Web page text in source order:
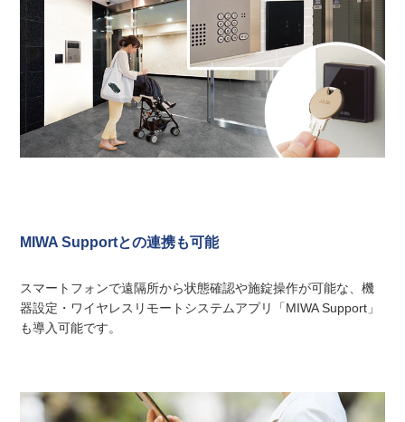
MIWA Supportとの連携も可能
スマートフォンで遠隔所から状態確認や施錠操作が可能な、機
器設定・ワイヤレスリモートシステムアプリ「MIWA Support」
も導入可能です。